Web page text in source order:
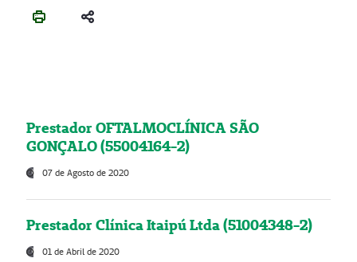
Prestador OFTALMOCLÍNICA SÃO
GONÇALO (55004164-2)
07 de Agosto de 2020
Prestador Clínica Itaipú Ltda (51004348-2)
01 de Abril de 2020